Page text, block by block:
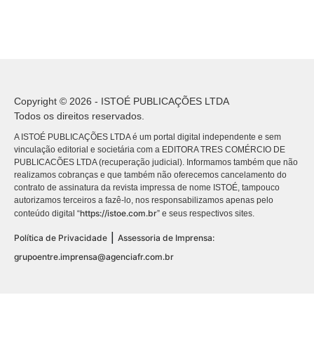
Copyright © 2026 - ISTOÉ PUBLICAÇÕES LTDA
Todos os direitos reservados.
A ISTOÉ PUBLICAÇÕES LTDA é um portal digital independente e sem
vinculação editorial e societária com a EDITORA TRES COMÉRCIO DE
PUBLICACÕES LTDA (recuperação judicial). Informamos também que não
realizamos cobranças e que também não oferecemos cancelamento do
contrato de assinatura da revista impressa de nome ISTOÉ, tampouco
autorizamos terceiros a fazê-lo, nos responsabilizamos apenas pelo
conteúdo digital “https://istoe.com.br” e seus respectivos sites.
Política de Privacidade
Assessoria de Imprensa:
grupoentre.imprensa@agenciafr.com.br